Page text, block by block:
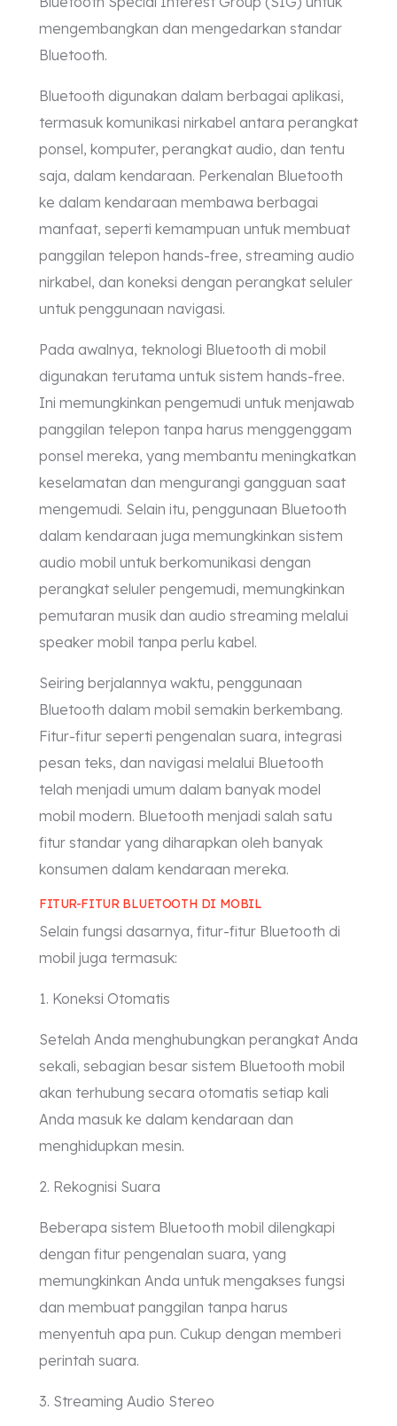
mengembangkan dan mengedarkan standar
Bluetooth.
Bluetooth digunakan dalam berbagai aplikasi,
termasuk komunikasi nirkabel antara perangkat
ponsel, komputer, perangkat audio, dan tentu
saja, dalam kendaraan. Perkenalan Bluetooth
ke dalam kendaraan membawa berbagai
manfaat, seperti kemampuan untuk membuat
panggilan telepon hands-free, streaming audio
nirkabel, dan koneksi dengan perangkat seluler
untuk penggunaan navigasi.
Pada awalnya, teknologi Bluetooth di mobil
digunakan terutama untuk sistem hands-free.
Ini memungkinkan pengemudi untuk menjawab
panggilan telepon tanpa harus menggenggam
ponsel mereka, yang membantu meningkatkan
keselamatan dan mengurangi gangguan saat
mengemudi. Selain itu, penggunaan Bluetooth
dalam kendaraan juga memungkinkan sistem
audio mobil untuk berkomunikasi dengan
perangkat seluler pengemudi, memungkinkan
pemutaran musik dan audio streaming melalui
speaker mobil tanpa perlu kabel.
Seiring berjalannya waktu, penggunaan
Bluetooth dalam mobil semakin berkembang.
Fitur-fitur seperti pengenalan suara, integrasi
pesan teks, dan navigasi melalui Bluetooth
telah menjadi umum dalam banyak model
mobil modern. Bluetooth menjadi salah satu
fitur standar yang diharapkan oleh banyak
konsumen dalam kendaraan mereka.
FITUR-FITUR BLUETOOTH DI MOBIL
Selain fungsi dasarnya, fitur-fitur Bluetooth di
mobil juga termasuk:
1. Koneksi Otomatis
Setelah Anda menghubungkan perangkat Anda
sekali, sebagian besar sistem Bluetooth mobil
akan terhubung secara otomatis setiap kali
Anda masuk ke dalam kendaraan dan
menghidupkan mesin.
2. Rekognisi Suara
Beberapa sistem Bluetooth mobil dilengkapi
dengan fitur pengenalan suara, yang
memungkinkan Anda untuk mengakses fungsi
dan membuat panggilan tanpa harus
menyentuh apa pun. Cukup dengan memberi
perintah suara.
3. Streaming Audio Stereo